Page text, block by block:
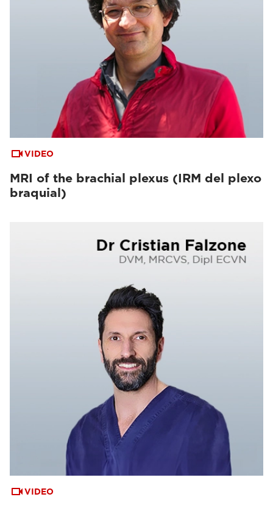
VIDEO
MRI of the brachial plexus (IRM del plexo
braquial)
VIDEO